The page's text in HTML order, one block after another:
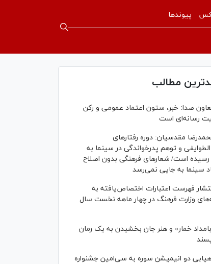
پیوندها
مطالب
صدا: خبر، ستون اعتماد عمومی و رکن
رسانه‌ای است
مقدسیان: دوره رفتارهای
و توهم پدرخواندگی در سینما به
رسیده است/ شعارهای فرهنگی بدون اصلاح
سینما به جایی نمی‌رسد
فهرست اعتبارات اختصاص‌یافته به
وزارت فرهنگ در چهار ماهه نخست سال
خمار» و هنر جان بخشیدن به یک رمان
دو انیمیشن سوره به سی‌امین جشنواره